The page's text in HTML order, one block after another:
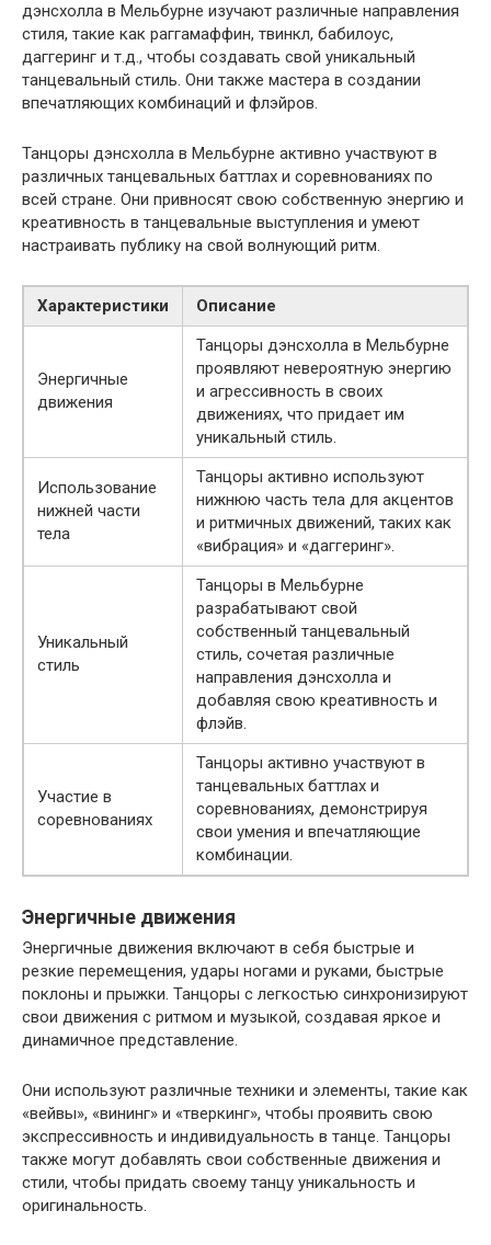
дэнсхолла в Мельбурне изучают различные направления
стиля, такие как раггамаффин, твинкл, бабилоус,
даггеринг и т.д., чтобы создавать свой уникальный
танцевальный стиль. Они также мастера в создании
впечатляющих комбинаций и флэйров.
Танцоры дэнсхолла в Мельбурне активно участвуют в
различных танцевальных баттлах и соревнованиях по
всей стране. Они привносят свою собственную энергию и
креативность в танцевальные выступления и умеют
настраивать публику на свой волнующий ритм.
Характеристики Описание
Энергичные
движения
Танцоры дэнсхолла в Мельбурне
проявляют невероятную энергию
и агрессивность в своих
движениях, что придает им
уникальный стиль.
Использование
нижней части
тела
Танцоры активно используют
нижнюю часть тела для акцентов
и ритмичных движений, таких как
«вибрация» и «даггеринг».
Уникальный
стиль
Танцоры в Мельбурне
разрабатывают свой
собственный танцевальный
стиль, сочетая различные
направления дэнсхолла и
добавляя свою креативность и
флэйв.
Участие в
соревнованиях
Танцоры активно участвуют в
танцевальных баттлах и
соревнованиях, демонстрируя
свои умения и впечатляющие
комбинации.
Энергичные движения
Энергичные движения включают в себя быстрые и
резкие перемещения, удары ногами и руками, быстрые
поклоны и прыжки. Танцоры с легкостью синхронизируют
свои движения с ритмом и музыкой, создавая яркое и
динамичное представление.
Они используют различные техники и элементы, такие как
«вейвы», «вининг» и «тверкинг», чтобы проявить свою
экспрессивность и индивидуальность в танце. Танцоры
также могут добавлять свои собственные движения и
стили, чтобы придать своему танцу уникальность и
оригинальность.